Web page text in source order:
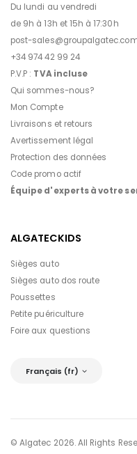
Du lundi au vendredi
de 9h à 13h et 15h à 17:30h
post-
+34 974 42 99 24
P.V.P : TVA incluse
Qui sommes-nous?
Mon Compte
Livraisons et retours
Avertissement légal
Protection des données
Code promo actif
Équipe d'experts à votre
ALGATECKIDS
Sièges auto
Sièges auto dos route
Poussettes
Petite puériculture
Foire aux questions
Français (fr)
© Algatec 2026. All Rights